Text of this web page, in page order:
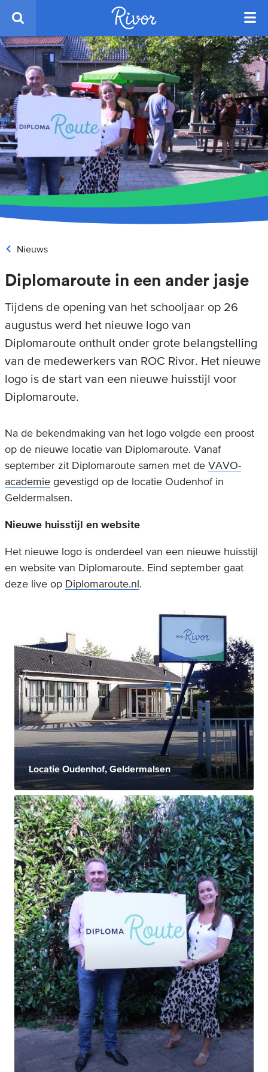
Nieuws
Diplomaroute in een ander jasje
Tijdens de opening van het schooljaar op 26
augustus werd het nieuwe logo van
Diplomaroute onthult onder grote belangstelling
van de medewerkers van ROC Rivor. Het nieuwe
logo is de start van een nieuwe huisstijl voor
Diplomaroute.
Na de bekendmaking van het logo volgde een proost
op de nieuwe locatie van Diplomaroute. Vanaf
september zit Diplomaroute samen met de VAVO-
academie gevestigd op de locatie Oudenhof in
Geldermalsen.
Nieuwe huisstijl en website
Het nieuwe logo is onderdeel van een nieuwe huisstijl
en website van Diplomaroute. Eind september gaat
deze live op Diplomaroute.nl.
Locatie Oudenhof, Geldermalsen